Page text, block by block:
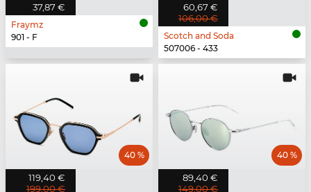
37,87 €
Fraymz
901 - F
60,67 €
106,00 €
Scotch and Soda
507006 - 433
119,40 €
199,00 €
40 %
89,40 €
149,00 €
40 %